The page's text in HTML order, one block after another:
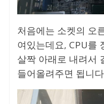
처음에는 소켓의 오
여있는데요, CPU를
살짝 아래로 내려서
들어올려주면 됩니